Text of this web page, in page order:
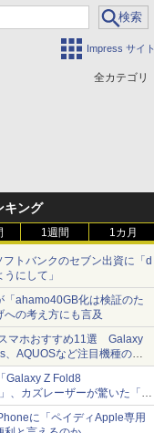
Impress サイト
全カテゴリ
キング
1週間 1カ月
フトバンクのセブン出資に「d
にして」
「ahamo40GB化は検証のた
の考え方にも言及
マホおすすめ11選 Galaxy
AQUOSなど注目機種の特
Galaxy Z Fold8
、カズレーザーが驚いた「そ
みの薄さ」
に「ペイディApple専用